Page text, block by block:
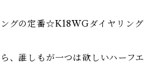
グの定番☆K18WGダイヤリング
、誰しもが一つは欲しいハーフエ